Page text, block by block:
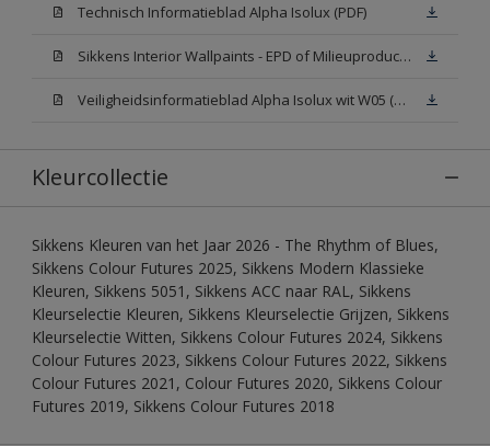
Technisch Informatieblad Alpha Isolux (PDF)
Sikkens Interior Wallpaints - EPD of Milieuproductverklaring
Veiligheidsinformatieblad Alpha Isolux wit W05 (SDS)
Kleurcollectie
Sikkens Kleuren van het Jaar 2026 - The Rhythm of Blues,
Sikkens Colour Futures 2025, Sikkens Modern Klassieke
Kleuren, Sikkens 5051, Sikkens ACC naar RAL, Sikkens
Kleurselectie Kleuren, Sikkens Kleurselectie Grijzen, Sikkens
Kleurselectie Witten, Sikkens Colour Futures 2024, Sikkens
Colour Futures 2023, Sikkens Colour Futures 2022, Sikkens
Colour Futures 2021, Colour Futures 2020, Sikkens Colour
Futures 2019, Sikkens Colour Futures 2018